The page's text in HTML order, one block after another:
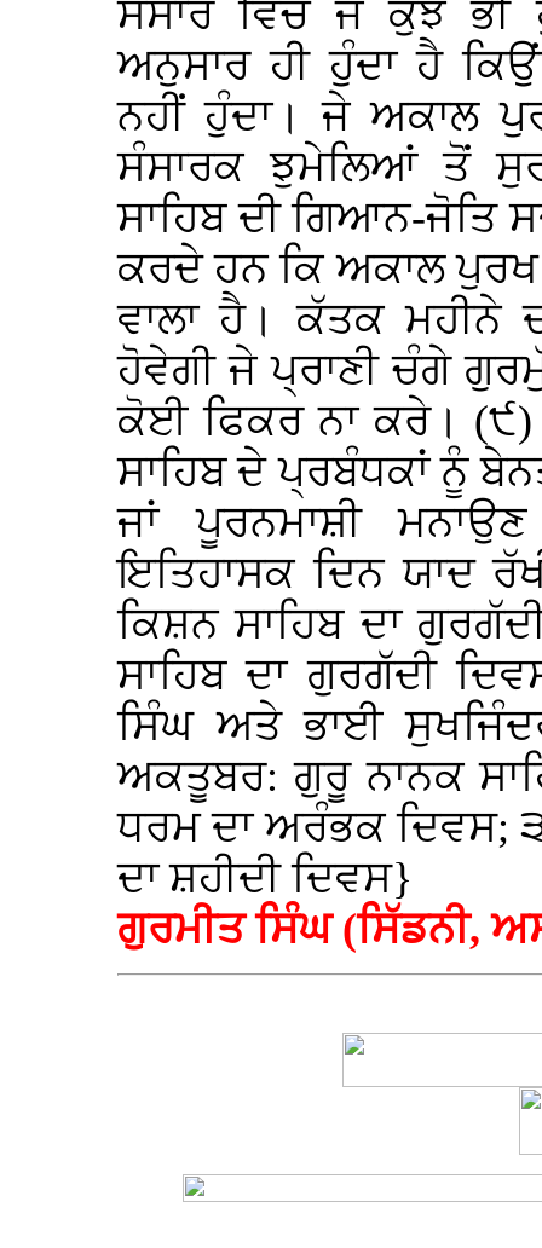
ਸੰਸਾਰ ਵਿੱਚ ਜੋ ਕੁੱਝ
ਅਨੁਸਾਰ ਹੀ ਹੁੰਦਾ ਹੈ
ਨਹੀਂ ਹੁੰਦਾ। ਜੇ ਅਕਾਲ
ਸੰਸਾਰਕ ਝੁਮੇਲਿਆਂ ਤੋਂ
ਸਾਹਿਬ ਦੀ ਗਿਆਨ-ਜੋਤਿ
ਕਰਦੇ ਹਨ ਕਿ ਅਕਾਲ
ਵਾਲਾ ਹੈ। ਕੱਤਕ ਮਹੀਨੇ
ਹੋਵੇਗੀ ਜੇ ਪ੍ਰਾਣੀ ਚੰਗੇ
ਕੋਈ ਫਿਕਰ ਨਾ ਕਰੇ। (੯)
ਸਾਹਿਬ ਦੇ ਪ੍ਰਬੰਧਕਾਂ ਨੂੰ
ਜਾਂ ਪੂਰਨਮਾਸ਼ੀ
ਇਤਿਹਾਸਕ ਦਿਨ ਯਾਦ
ਕਿਸ਼ਨ ਸਾਹਿਬ ਦਾ
ਸਾਹਿਬ ਦਾ ਗੁਰਗੱਦੀ
ਸਿੰਘ ਅਤੇ ਭਾਈ
ਅਕਤੂਬਰ: ਗੁਰੂ ਨਾਨਕ
ਧਰਮ ਦਾ ਅਰੰਭਕ ਦਿਵਸ;
ਦਾ ਸ਼ਹੀਦੀ ਦਿਵਸ}
ਗੁਰਮੀਤ ਸਿੰਘ (ਸਿੱਡਨੀ,